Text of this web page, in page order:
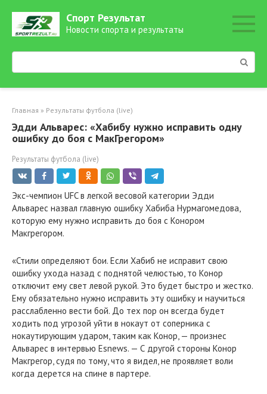
контенту
Спорт Результат
Новости спорта и результаты
Поиск:
Главная » Результаты футбола (live)
Эдди Альварес: «Хабибу нужно исправить одну
ошибку до боя с МакГрегором»
Результаты футбола (live)
Экс-чемпион UFC в легкой весовой категории Эдди
Альварес назвал главную ошибку Хабиба Нурмагомедова,
которую ему нужно исправить до боя с Конором
Макгрегором.
«Стили определяют бои. Если Хабиб не исправит свою
ошибку ухода назад с поднятой челюстью, то Конор
отключит ему свет левой рукой. Это будет быстро и жестко.
Ему обязательно нужно исправить эту ошибку и научиться
расслабленно вести бой. До тех пор он всегда будет
ходить под угрозой уйти в нокаут от соперника с
нокаутирующим ударом, таким как Конор, — произнес
Альварес в интервью Esnews. — С другой стороны Конор
Макгрегор, судя по тому, что я видел, не проявляет воли
когда дерется на спине в партере.